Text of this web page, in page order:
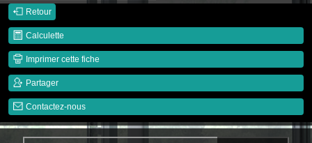
Retour
Calculette
Imprimer cette fiche
Partager
Contactez-nous